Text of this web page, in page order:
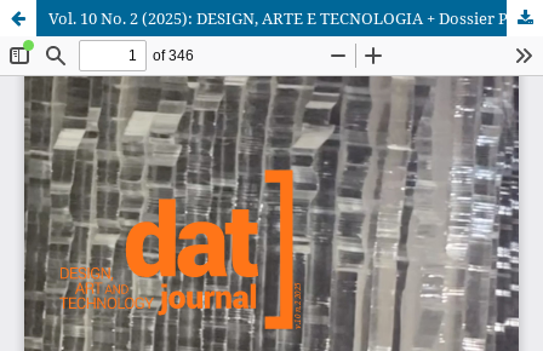
Vol. 10 No. 2 (2025): DESIGN, ARTE E TECNOLOGIA + Dossier PPErgo UFPE